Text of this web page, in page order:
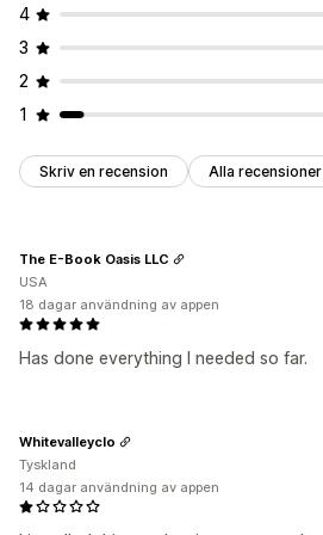
4
3
2
1
Skriv en recension Alla recensioner
Has done everything I needed so far.
The E-Book Oasis LLC
USA
18 dagar användning av appen
Whitevalleyclo
Tyskland
14 dagar användning av appen